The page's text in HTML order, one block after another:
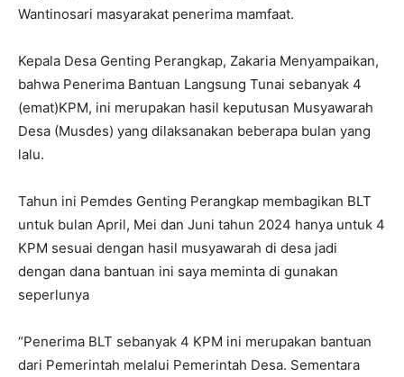
Wantinosari masyarakat penerima mamfaat.
Kepala Desa Genting Perangkap, Zakaria Menyampaikan,
bahwa Penerima Bantuan Langsung Tunai sebanyak 4
(emat)KPM, ini merupakan hasil keputusan Musyawarah
Desa (Musdes) yang dilaksanakan beberapa bulan yang
lalu.
Tahun ini Pemdes Genting Perangkap membagikan BLT
untuk bulan April, Mei dan Juni tahun 2024 hanya untuk 4
KPM sesuai dengan hasil musyawarah di desa jadi
dengan dana bantuan ini saya meminta di gunakan
seperlunya
“Penerima BLT sebanyak 4 KPM ini merupakan bantuan
dari Pemerintah melalui Pemerintah Desa. Sementara